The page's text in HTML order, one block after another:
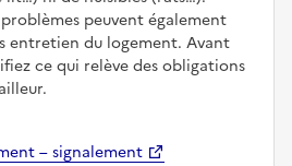
peuvent également
entretien du logement. Avant
ce qui relève des obligations
– signalement